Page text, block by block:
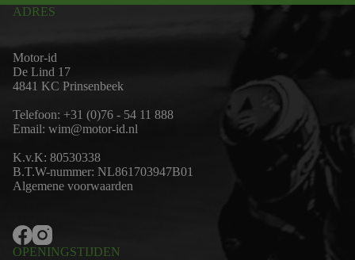
ADRES
Motor-id
De Lind 17
4841 KC Prinsenbeek
Telefoon: +31 (0)76 - 54 11 888
Email: wim@motor-id.nl
K.v.K: 80530338
B.T.W-nummer: NL861703947B01
Algemene voorwaarden
OPENINGSTIJDEN